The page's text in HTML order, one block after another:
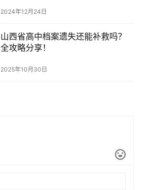
2024年12月24日
山西省高中档案遗失还能补救吗？
全攻略分享！
2025年10月30日